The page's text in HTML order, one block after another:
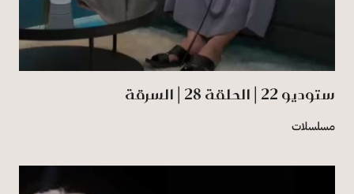
ستوديو 22 | الحلقة 28 | السرقة
مسلسلات